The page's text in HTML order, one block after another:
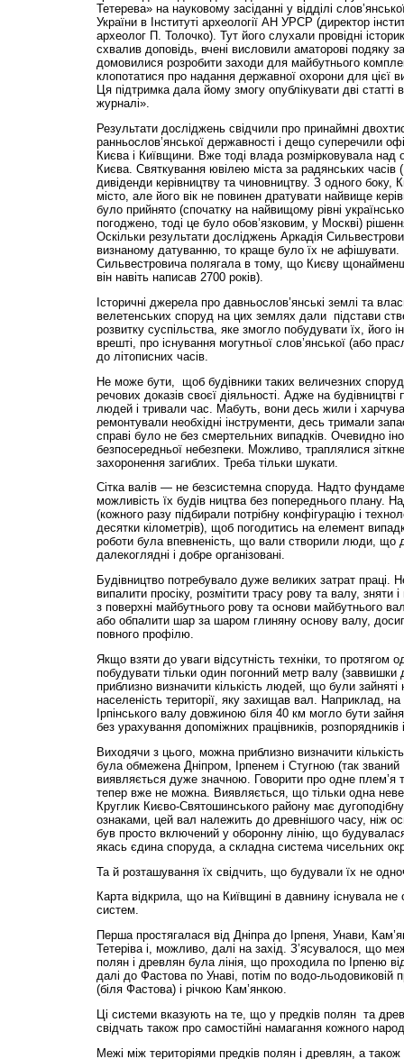
Тетерева» на науковому засіданні у відділі
України в Інституті археології АН УРСР (директор
археолог П. Толочко). Тут його слухали провідні
схвалив доповідь, вчені висловили аматорові подяку
домовилися розробити заходи для майбутнього
клопотатися про надання державної охорони для цієї
Ця підтримка дала йому змогу опублікувати дві статті
журналі».
Результати досліджень свідчили про принаймні
ранньослов’янської державності і дещо суперечили
Києва і Київщини. Вже тоді влада розмірковувала над
Києва. Святкування ювілею міста за радянських часів
дивіденди керівництву та чиновництву. З одного
місто, але його вік не повинен дратувати найвище
було прийнято (спочатку на найвищому рівні
погоджено, тоді це було обов’язковим, у Москві)
Оскільки результати досліджень Аркадія
визнаному датуванню, то краще було їх не афішувати.
Сильвестровича полягала в тому, що Києву
він навіть написав 2700 років).
Історичні джерела про давньослов’янські землі та
велетенських споруд на цих землях дали підстави
розвитку суспільства, яке змогло побудувати їх, його
врешті, про існування могутньої слов’янської (або
до літописних часів.
Не може бути, щоб будівники таких величезних
речових доказів своєї діяльності. Адже на
людей і тривали час. Мабуть, вони десь жили і
ремонтували необхідні інструменти, десь тримали
справі було не без смертельних випадків. Очевидно
безпосередньої небезпеки. Можливо, траплялися
захоронення загиблих. Треба тільки шукати.
Сітка валів — не безсистемна споруда. Надто
можливість їх будів ництва без попереднього плану.
(кожного разу підбирали потрібну конфігурацію і
десятки кілометрів), щоб погодитись на елемент
роботи була впевненість, що вали створили люди, що
далекоглядні і добре організовані.
Будівництво потребувало дуже великих затрат праці.
випалити просіку, розмітити трасу рову та валу, зняти
з поверхні майбутнього рову та основи майбутнього
або обпалити шар за шаром глиняну основу валу,
повного профілю.
Якщо взяти до уваги відсутність техніки, то протягом
побудувати тільки один погонний метр валу
приблизно визначити кількість людей, що були зайняті
населеність території, яку захищав вал. Наприклад, на
Ірпінського валу довжиною біля 40 км могло бути
без урахування допоміжних працівників,
Виходячи з цього, можна приблизно визначити
була обмежена Дніпром, Ірпенем і Стугною (так
виявляється дуже значною. Говорити про одне плем’я
тепер вже не можна. Виявляється, що тільки одна
Круглик Києво-Святошинського району має
ознаками, цей вал належить до древнішого часу, ніж
був просто включений у оборонну лінію, що
якась єдина споруда, а складна система чисельних
Та й розташування їх свідчить, що будували їх не
Карта відкрила, що на Київщині в давнину існувала не
систем.
Перша простягалася від Дніпра до Ірпеня, Унави,
Тетеріва і, можливо, далі на захід. З’ясувалося, що
полян і древлян була лінія, що проходила по Ірпеню
далі до Фастова по Унаві, потім по водо-льодовиковій
(біля Фастова) і річкою Кам’янкою.
Ці системи вказують на те, що у предків полян та
свідчать також про самостійні намагання кожного
Межі між територіями предків полян і древлян, а